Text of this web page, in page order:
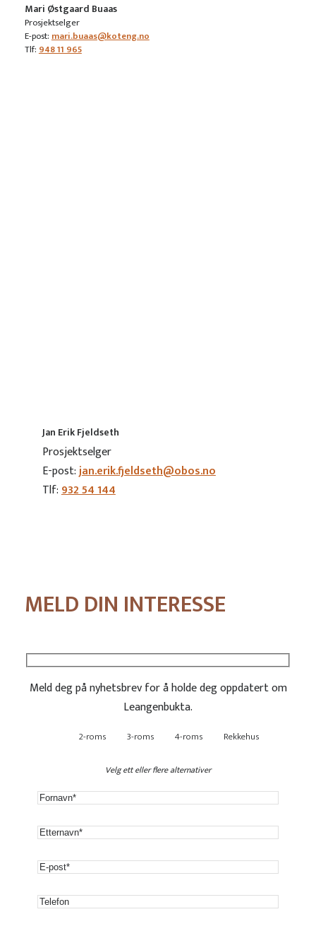
Mari Østgaard Buaas
Prosjektselger
E-post:mari.buaas@koteng.no
Tlf:948 11 965
Jan Erik Fjeldseth
Prosjektselger
E-post:jan.erik.fjeldseth@obos.no
Tlf:932 54 144
MELD DIN INTERESSE
Meld deg på nyhetsbrev for å holde deg oppdatert om
Leangenbukta.
2-roms 3-roms 4-roms Rekkehus
Velg ett eller flere alternativer